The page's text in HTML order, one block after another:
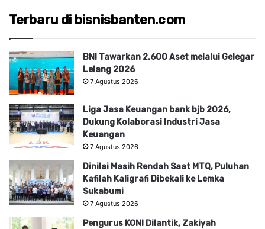
Terbaru di bisnisbanten.com
BNI Tawarkan 2.600 Aset melalui Gelegar
Lelang 2026
7 Agustus 2026
Liga Jasa Keuangan bank bjb 2026,
Dukung Kolaborasi Industri Jasa
Keuangan
7 Agustus 2026
Dinilai Masih Rendah Saat MTQ, Puluhan
Kafilah Kaligrafi Dibekali ke Lemka
Sukabumi
7 Agustus 2026
Pengurus KONI Dilantik, Zakiyah